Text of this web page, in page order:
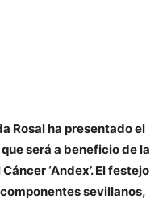
Rosal ha presentado el
será a beneficio de la
‘Andex’. El festejo
sevillanos,